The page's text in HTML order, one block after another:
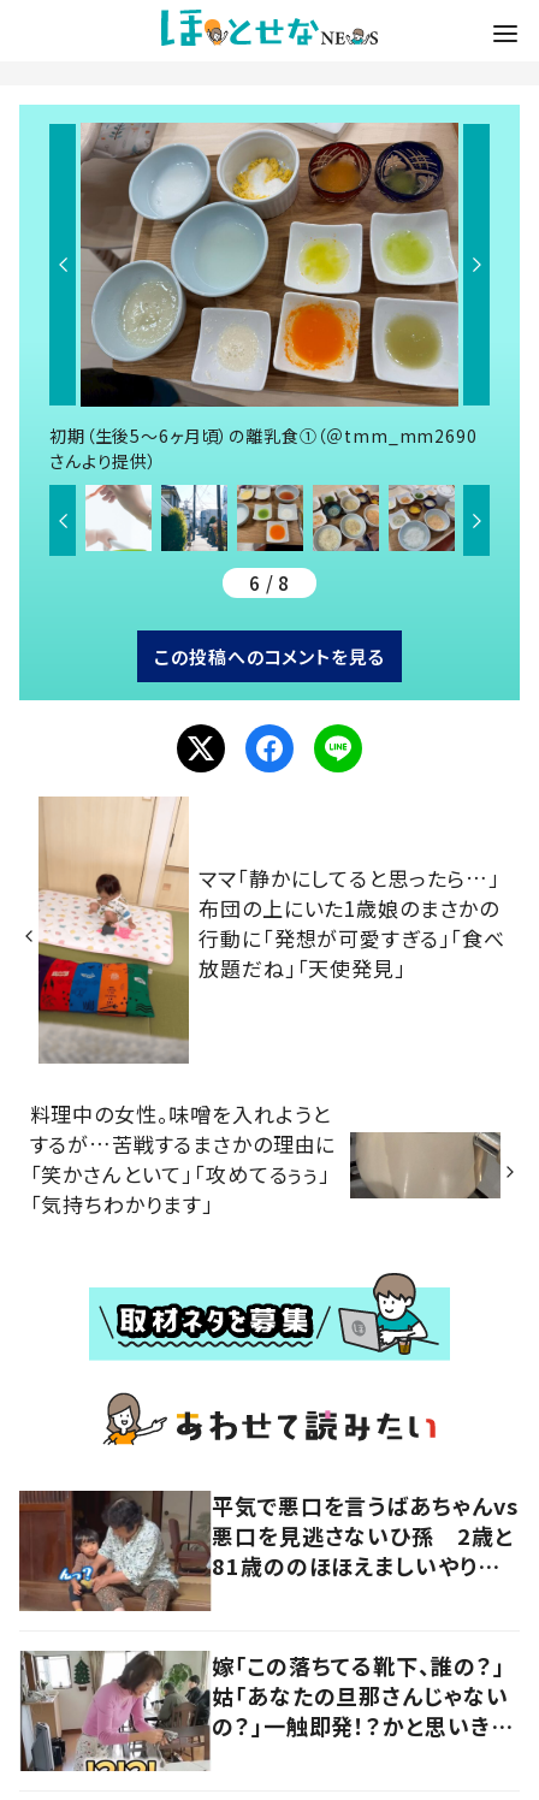
初期（生後5～6ヶ月頃）の離乳食①（＠tmm_mm2690
さんより提供）
6 / 8
この投稿へのコメントを見る
ママ「静かにしてると思ったら…」
布団の上にいた1歳娘のまさかの
行動に「発想が可愛すぎる」「食べ
放題だね」「天使発見」
料理中の女性。味噌を入れようと
するが…苦戦するまさかの理由に
「笑かさんといて」「攻めてるぅぅ」
「気持ちわかります」
平気で悪口を言うばあちゃんvs
悪口を見逃さないひ孫 2歳と
81歳ののほほえましいやり取り
嫁「この落ちてる靴下、誰の？」
姑「あなたの旦那さんじゃない
の？」一触即発！？かと思いき